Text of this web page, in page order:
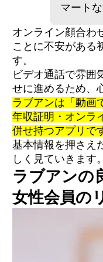
マート
オンライン顔合わ
ことに不安がある
す。
ビデオ通話で雰囲
せに進めるため、
ラブアンは「動画
年収証明・オンラ
併せ持つアプリで
基本情報を押さえ
しく見ていきます。
ラブアンの
女性会員の